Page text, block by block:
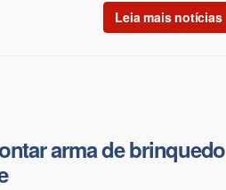
Leia mais notícias
arma de brinquedo